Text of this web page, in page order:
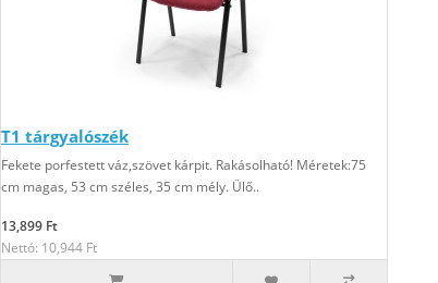
T1 tárgyalószék
Fekete porfestett váz,szövet kárpit. Rakásolható! Méretek:75
cm magas, 53 cm széles, 35 cm mély. Ülő..
13,899 Ft
Nettó: 10,944 Ft